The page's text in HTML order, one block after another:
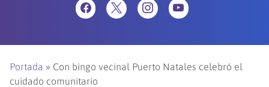
Portada » Con bingo vecinal Puerto Natales celebró el
cuidado comunitario